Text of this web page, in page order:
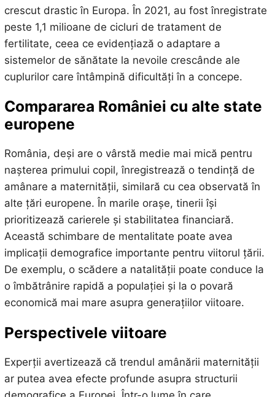
crescut drastic în Europa. În 2021, au fost înregistrate
peste 1,1 milioane de cicluri de tratament de
fertilitate, ceea ce evidențiază o adaptare a
sistemelor de sănătate la nevoile crescânde ale
cuplurilor care întâmpină dificultăți în a concepe.
Compararea României cu alte state
europene
România, deși are o vârstă medie mai mică pentru
nașterea primului copil, înregistrează o tendință de
amânare a maternității, similară cu cea observată în
alte țări europene. În marile orașe, tinerii își
prioritizează carierele și stabilitatea financiară.
Această schimbare de mentalitate poate avea
implicații demografice importante pentru viitorul țării.
De exemplu, o scădere a natalității poate conduce la
o îmbătrânire rapidă a populației și la o povară
economică mai mare asupra generațiilor viitoare.
Perspectivele viitoare
Experții avertizează că trendul amânării maternității
ar putea avea efecte profunde asupra structurii